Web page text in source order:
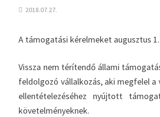
2018.07.27.
A támogatási kérelmeket augusztus
Vissza nem térítendő állami
feldolgozó vállalkozás, aki megfelel
ellentételezéséhez nyújtott
követelményeknek.